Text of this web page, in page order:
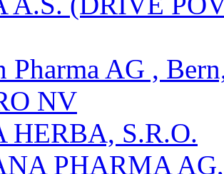
Pharma AG ,
NV
HERBA, S.R.O.
PHARMA